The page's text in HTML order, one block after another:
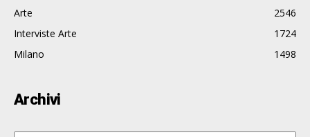
Arte
2546
Interviste Arte
1724
Milano
1498
Archivi
Archivi